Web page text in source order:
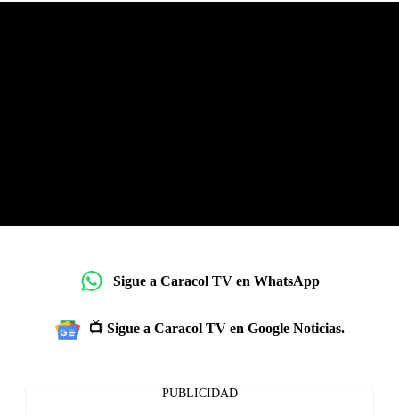
Sigue a Caracol TV en WhatsApp
📺 Sigue a Caracol TV en Google Noticias.
PUBLICIDAD